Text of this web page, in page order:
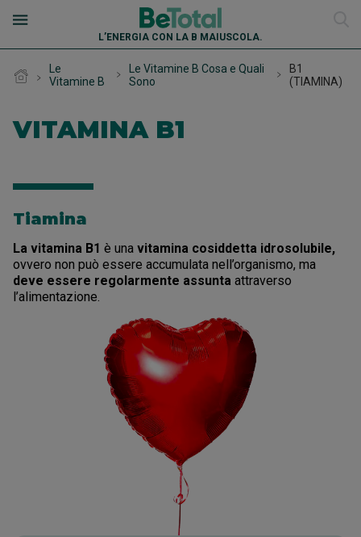
L’ENERGIA CON LA B MAIUSCOLA.
Dove comprare
Advance B12
Mini Compresse
Liquido
Mind Plus
Immuno Reaction
Immuno Protection
Le Vitamine B Il Loro Ruolo
B2 (RIBOFLAVINA)
B3 o PP (NIACINA)
Le Vitamine B Domande e risposte
La Nostra Storia
La Nostra Storia: 2008
La Nostra Storia: 2011
La Nostra Storia: 2013
La Nostra Storia: 2023
Consigli Utili
Energia per la Mente
Consigli Utili per la Mente
Dai forza a tua memoria
Le
Vitamine B
Le Vitamine B Cosa e Quali
Sono
B1
(TIAMINA)
VITAMINA B1
Tiamina
La vitamina B1 è una vitamina cosiddetta idrosolubile,
ovvero non può essere accumulata nell’organismo, ma
deve essere regolarmente assunta attraverso
l’alimentazione.